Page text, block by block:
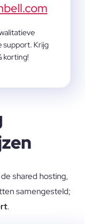
support. Krijg
korting!
shared hosting,
samengesteld;
.